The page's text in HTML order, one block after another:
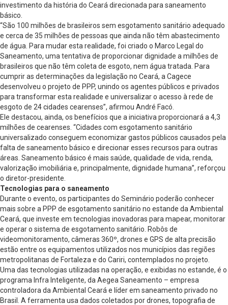
investimento da história do Ceará direcionada para saneamento
básico.
“São 100 milhões de brasileiros sem esgotamento sanitário adequado
e cerca de 35 milhões de pessoas que ainda não têm abastecimento
de água. Para mudar esta realidade, foi criado o Marco Legal do
Saneamento, uma tentativa de proporcionar dignidade a milhões de
brasileiros que não têm coleta de esgoto, nem água tratada. Para
cumprir as determinações da legislação no Ceará, a Cagece
desenvolveu o projeto de PPP, unindo os agentes públicos e privados
para transformar esta realidade e universalizar o acesso à rede de
esgoto de 24 cidades cearenses”, afirmou André Facó.
Ele destacou, ainda, os benefícios que a iniciativa proporcionará a 4,3
milhões de cearenses. “Cidades com esgotamento sanitário
universalizado conseguem economizar gastos públicos causados pela
falta de saneamento básico e direcionar esses recursos para outras
áreas. Saneamento básico é mais saúde, qualidade de vida, renda,
valorização imobiliária e, principalmente, dignidade humana”, reforçou
o diretor-presidente.
Tecnologias para o saneamento
Durante o evento, os participantes do Seminário poderão conhecer
mais sobre a PPP de esgotamento sanitário no estande da Ambiental
Ceará, que investe em tecnologias inovadoras para mapear, monitorar
e operar o sistema de esgotamento sanitário. Robôs de
videomonitoramento, câmeras 360º, drones e GPS de alta precisão
estão entre os equipamentos utilizados nos municípios das regiões
metropolitanas de Fortaleza e do Cariri, contemplados no projeto.
Uma das tecnologias utilizadas na operação, e exibidas no estande, é o
programa Infra Inteligente, da Aegea Saneamento – empresa
controladora da Ambiental Ceará e líder em saneamento privado no
Brasil. A ferramenta usa dados coletados por drones, topografia de